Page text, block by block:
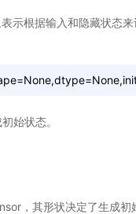
示根据输入和隐藏状态
始状态。
，其形状决定了生成